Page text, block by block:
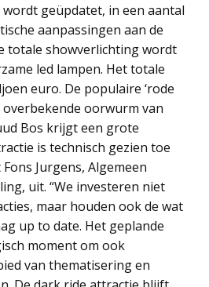
geüpdatet, in een aantal
aanpassingen aan de
totale showverlichting wordt
led lampen. Het totale
euro. De populaire ‘rode
overbekende oorwurm van
Bos krijgt een grote
is technisch gezien toe
Jurgens, Algemeen
uit. “We investeren niet
maar houden ook de wat
up to date. Het geplande
moment om ook
van thematisering en